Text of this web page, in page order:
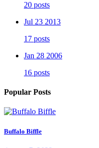
20 posts
Jul 23 2013
17 posts
Jan 28 2006
16 posts
Popular Posts
Buffalo Biffle